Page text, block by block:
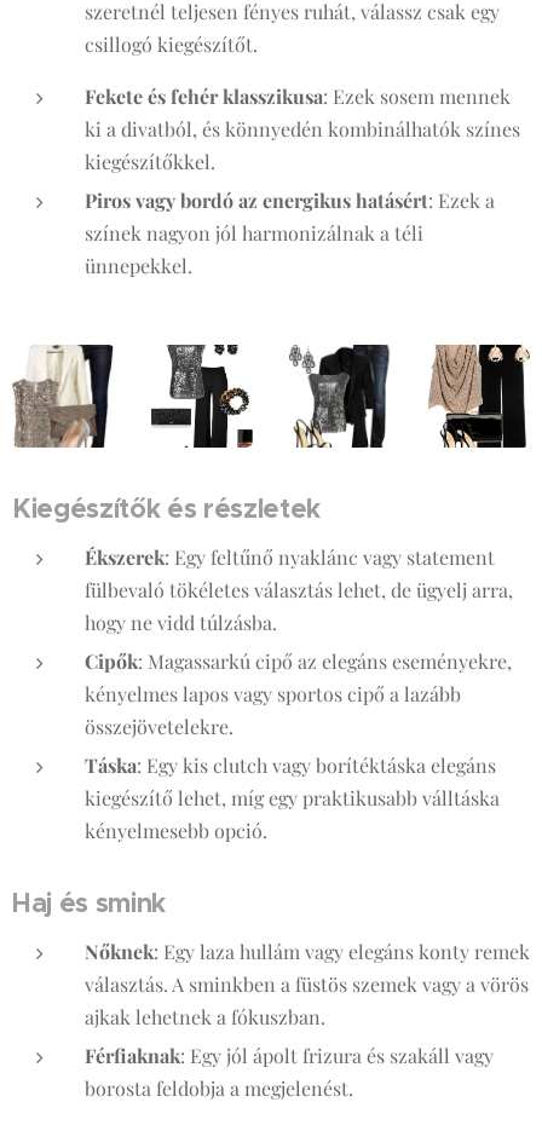
szeretnél teljesen fényes ruhát, válassz csak egy
csillogó kiegészítőt.
Fekete és fehér klasszikusa: Ezek sosem mennek
ki a divatból, és könnyedén kombinálhatók színes
kiegészítőkkel.
Piros vagy bordó az energikus hatásért: Ezek a
színek nagyon jól harmonizálnak a téli
ünnepekkel.
Kiegészítők és részletek
Ékszerek: Egy feltűnő nyaklánc vagy statement
fülbevaló tökéletes választás lehet, de ügyelj arra,
hogy ne vidd túlzásba.
Cipők: Magassarkú cipő az elegáns eseményekre,
kényelmes lapos vagy sportos cipő a lazább
összejövetelekre.
Táska: Egy kis clutch vagy borítéktáska elegáns
kiegészítő lehet, míg egy praktikusabb válltáska
kényelmesebb opció.
Haj és smink
Nőknek: Egy laza hullám vagy elegáns konty remek
választás. A sminkben a füstös szemek vagy a vörös
ajkak lehetnek a fókuszban.
Férfiaknak: Egy jól ápolt frizura és szakáll vagy
borosta feldobja a megjelenést.